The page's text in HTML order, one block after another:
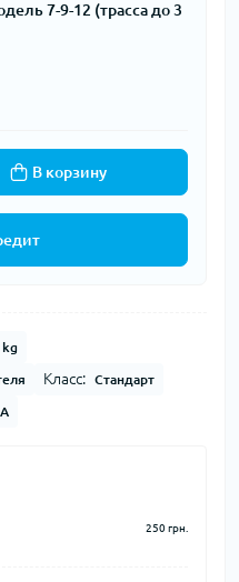
7-9-12 (трасса до 3
В корзину
kg
Класс: Стандарт
A
250 грн.